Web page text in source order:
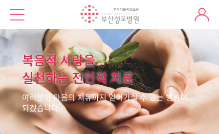
복음적 사랑을
실천하는 전인적 치료
여러분이 마음의 치유까지 얻어가실 수 있는 병원이
되겠습니다.